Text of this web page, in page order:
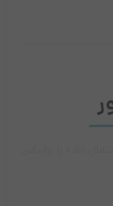
داده را براساس